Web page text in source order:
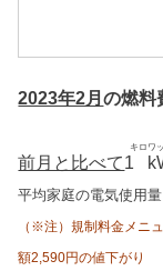
2023年2月の燃料
前月と比べて1
キロワ
平均家庭の電気使用
（※注）規制料金メニ
額2,590円の値下がり